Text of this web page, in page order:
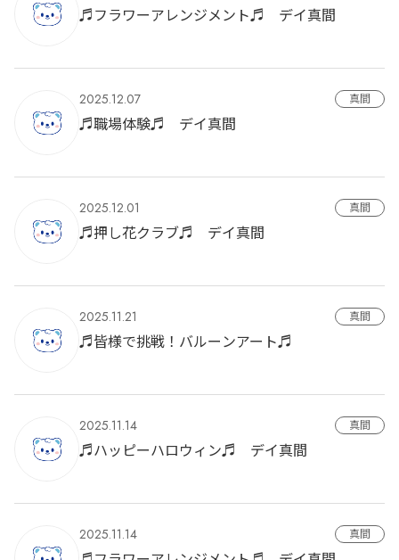
♬フラワーアレンジメント♬ デイ真間
2025.12.07 真間
♬職場体験♬ デイ真間
2025.12.01 真間
♬押し花クラブ♬ デイ真間
2025.11.21 真間
♬皆様で挑戦！バルーンアート♬
2025.11.14 真間
♬ハッピーハロウィン♬ デイ真間
2025.11.14 真間